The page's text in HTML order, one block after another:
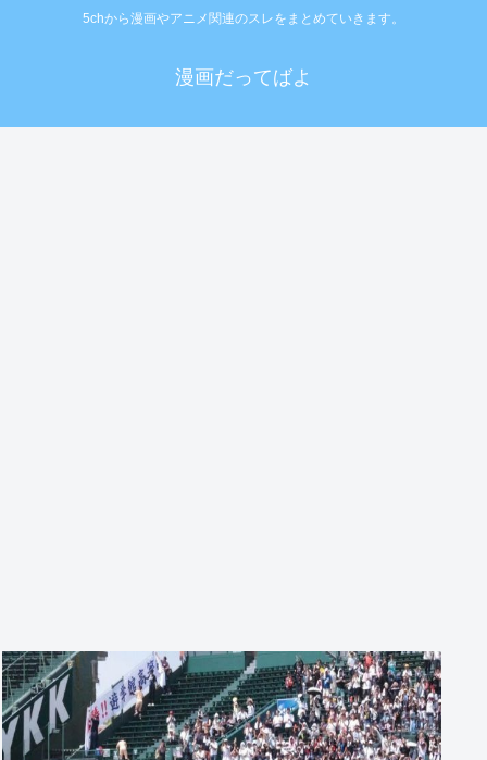
5chから漫画やアニメ関連のスレをまとめていきます。
漫画だってばよ